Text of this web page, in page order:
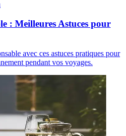
: Meilleures Astuces pour
avec ces astuces pratiques pour
pendant vos voyages.